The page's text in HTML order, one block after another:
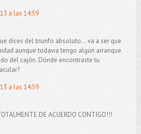
a las 14:59
dices del triunfo absoluto... va a ser que
aunque todavia tengo algún arranque
del cajón. Dónde encontraste tu
a las 14:59
DE ACUERDO CONTIGO!!!